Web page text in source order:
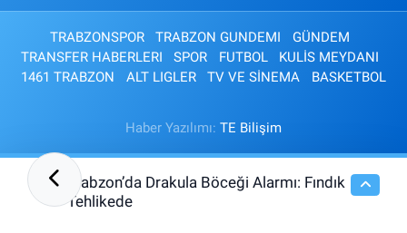
TRABZONSPOR TRABZON GUNDEMI
GÜNDEM
TRANSFER HABERLERI
SPOR FUTBOL
KULİS MEYDANI
1461 TRABZON
ALT LIGLER TV VE SİNEMA BASKETBOL
Haber Yazılımı: TE Bilişim
13:14
Trabzon’da Drakula Böceği Alarmı: Fındık
Tehlikede